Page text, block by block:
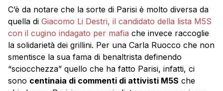
C’è da notare che la sorte di Parisi è molto diversa da
quella di Giacomo Li Destri, il candidato della lista M5S
con il cugino indagato per mafia che invece raccoglie
la solidarietà dei grillini. Per una Carla Ruocco che non
smentisce la sua fama di benaltrista definendo
“sciocchezza” quello che ha fatto Parisi, infatti, ci
sono centinaia di commenti di attivisti M5S che